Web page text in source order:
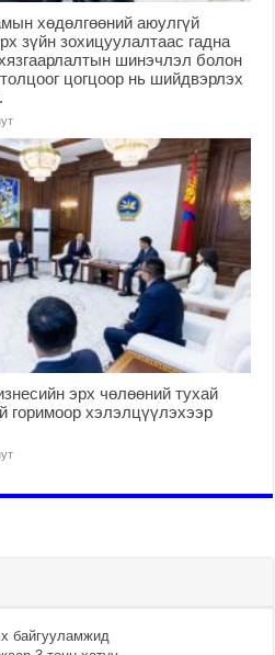
хөдөлгөөний аюулгүй
зүйн зохицуулалтаас гадна
шинэчлэл болон
цогцоор нь шийдвэрлэх
эрх чөлөөний тухай
горимоор хэлэлцүүлэхээр
байгууламжид